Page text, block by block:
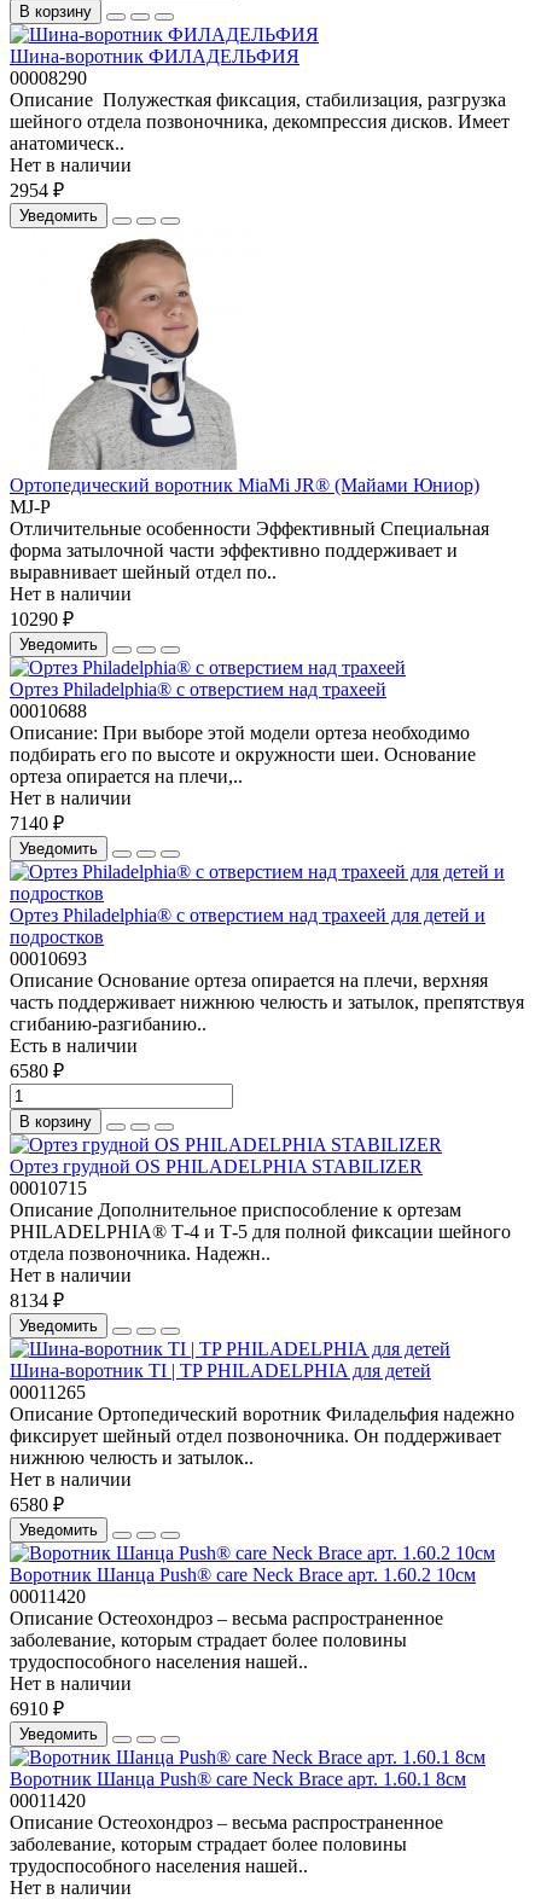
В корзину
Шина-воротник ФИЛАДЕЛЬФИЯ
00008290
Описание Полужесткая фиксация, стабилизация, разгрузка
шейного отдела позвоночника, декомпрессия дисков. Имеет
анатомическ..
Нет в наличии
2954 ₽
Уведомить
Ортопедический воротник MiaMi JR® (Майами Юниор)
MJ-P
Отличительные особенности Эффективный Специальная
форма затылочной части эффективно поддерживает и
выравнивает шейный отдел по..
Нет в наличии
10290 ₽
Уведомить
Ортез Philadelphia® с отверстием над трахеей
00010688
Описание: При выборе этой модели ортеза необходимо
подбирать его по высоте и окружности шеи. Основание
ортеза опирается на плечи,..
Нет в наличии
7140 ₽
Уведомить
Ортез Philadelphia® с отверстием над трахеей для детей и
подростков
00010693
Описание Основание ортеза опирается на плечи, верхняя
часть поддерживает нижнюю челюсть и затылок, препятствуя
сгибанию-разгибанию..
Есть в наличии
6580 ₽
В корзину
Ортез грудной OS PHILADELPHIA STABILIZER
00010715
Описание Дополнительное приспособление к ортезам
PHILADELPHIA® Т-4 и Т-5 для полной фиксации шейного
отдела позвоночника. Надежн..
Нет в наличии
8134 ₽
Уведомить
Шина-воротник ТI | ТP PHILADELPHIA для детей
00011265
Описание Ортопедический воротник Филадельфия надежно
фиксирует шейный отдел позвоночника. Он поддерживает
нижнюю челюсть и затылок..
Нет в наличии
6580 ₽
Уведомить
Воротник Шанца Push® care Neck Brace арт. 1.60.2 10см
00011420
Описание Остеохондроз – весьма распространенное
заболевание, которым страдает более половины
трудоспособного населения нашей..
Нет в наличии
6910 ₽
Уведомить
Воротник Шанца Push® care Neck Brace арт. 1.60.1 8см
00011420
Описание Остеохондроз – весьма распространенное
заболевание, которым страдает более половины
трудоспособного населения нашей..
Нет в наличии